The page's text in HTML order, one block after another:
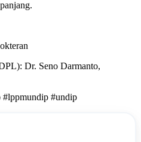
Dr. Seno Darmanto,
#undip